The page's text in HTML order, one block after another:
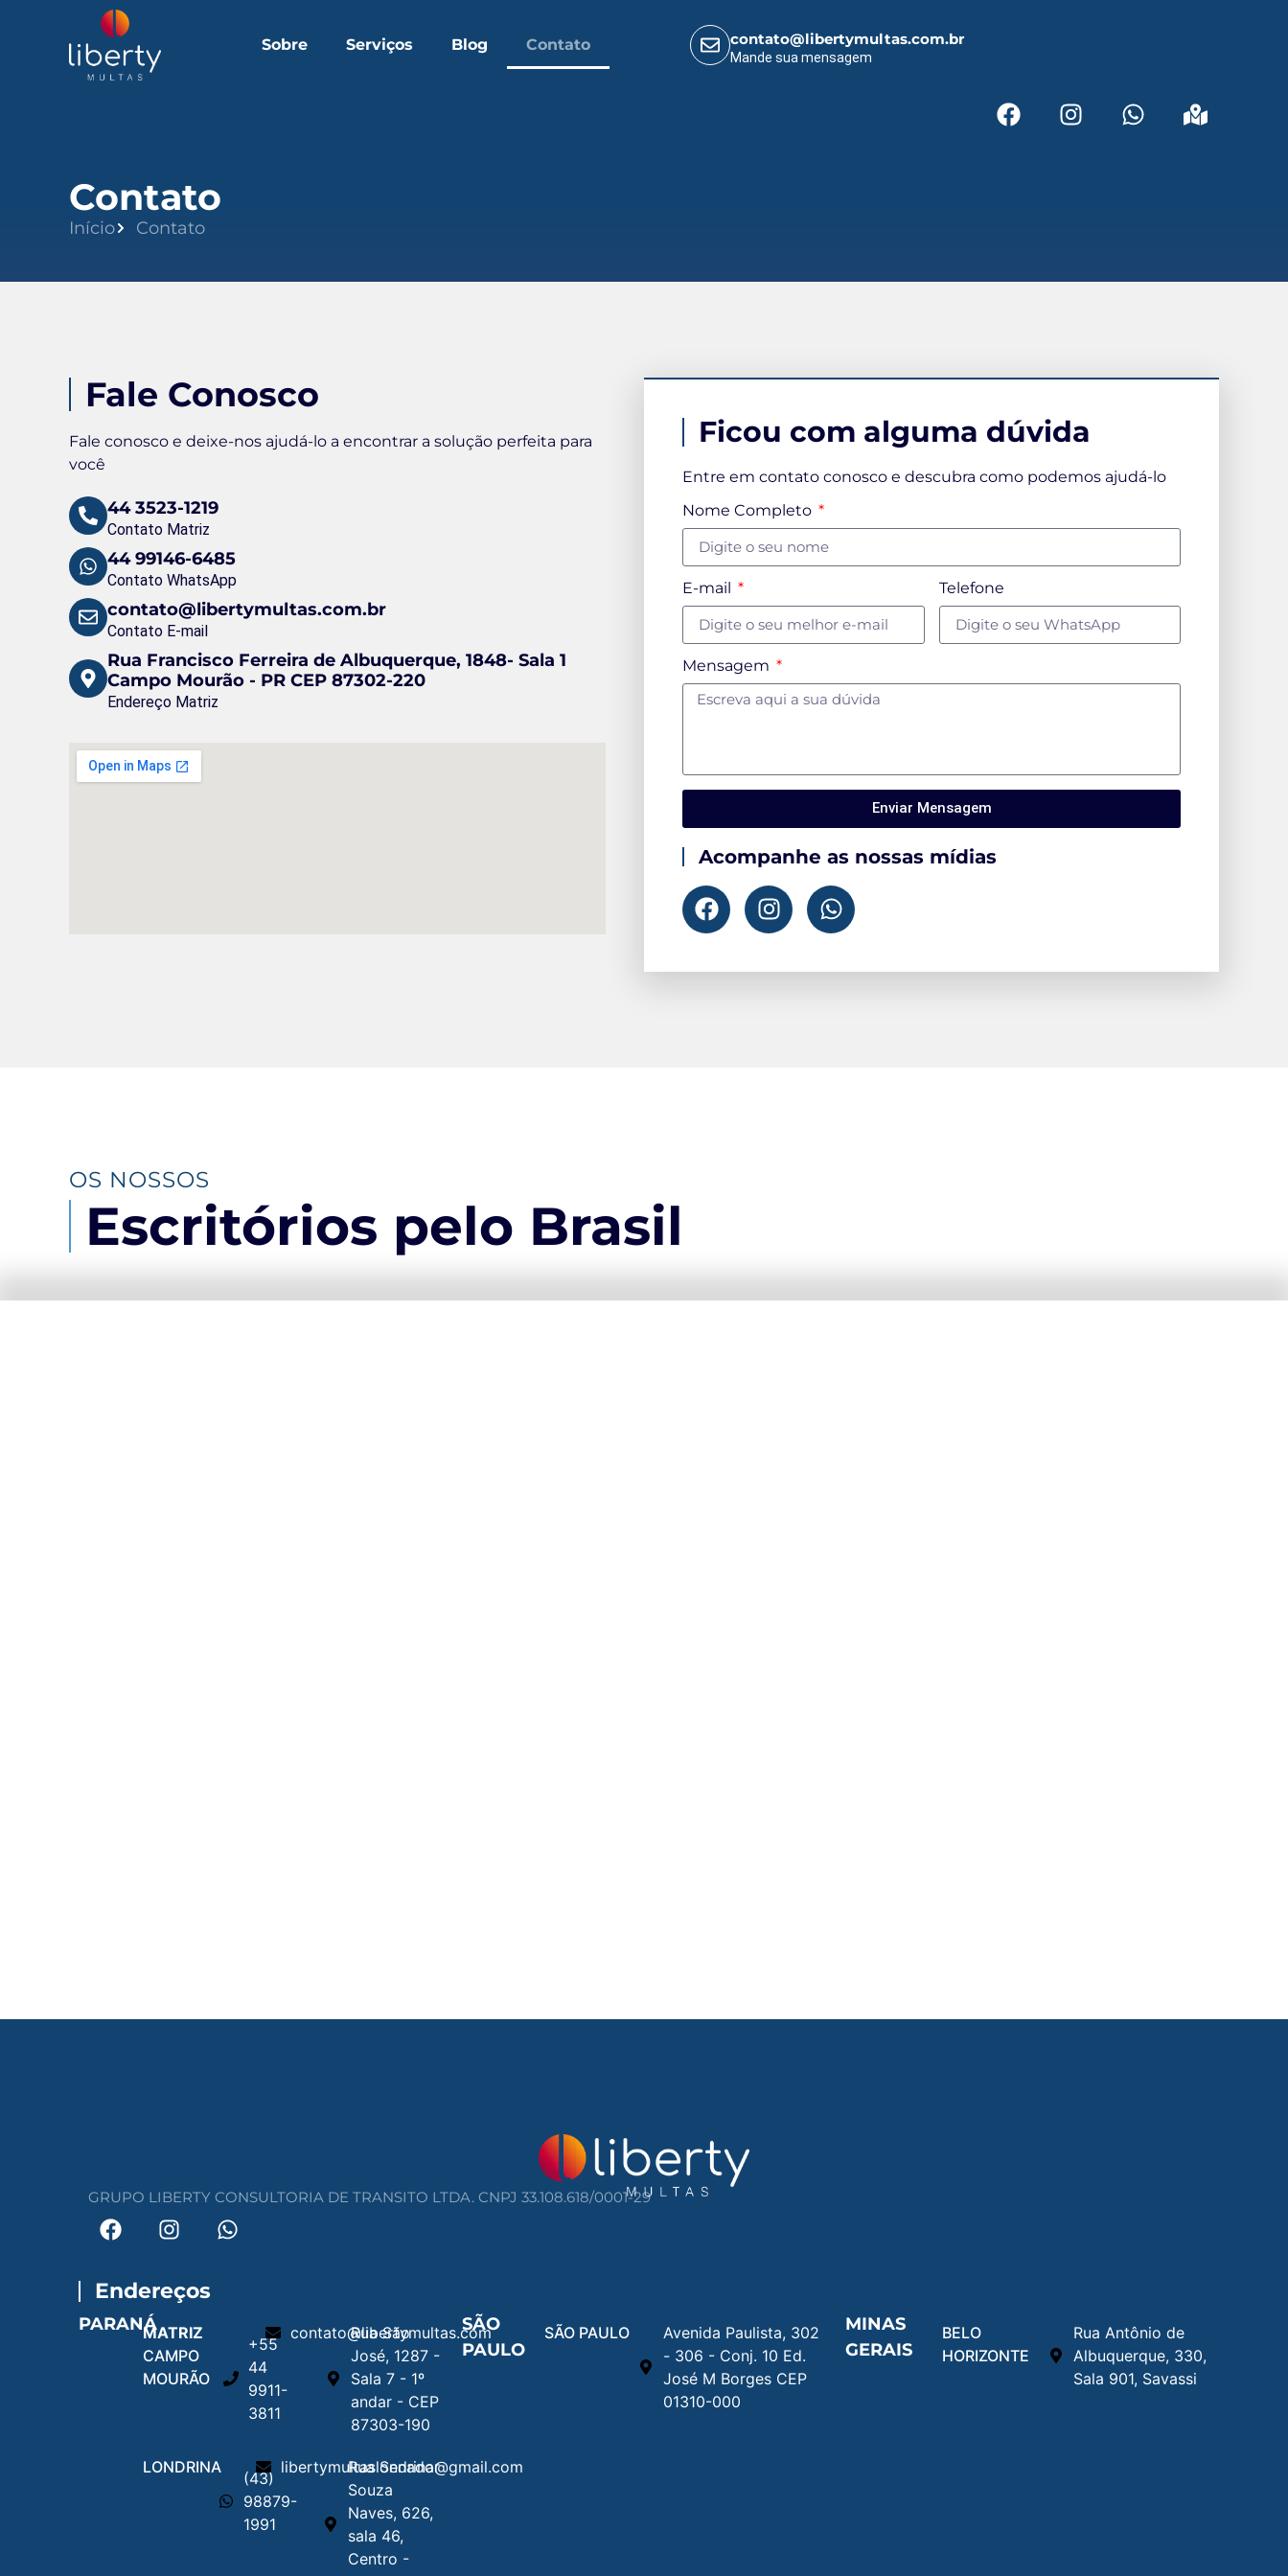
Sobre Serviços Blog Contato contato@libertymultas.com.br
Mande sua mensagem
Contato
Início Contato
Fale Conosco
Fale conosco e deixe-nos ajudá-lo a encontrar a solução perfeita para
você
44 3523-1219
Contato Matriz
44 99146-6485
Contato WhatsApp
contato@libertymultas.com.br
Contato E-mail
Rua Francisco Ferreira de Albuquerque, 1848- Sala 1
Campo Mourão - PR CEP 87302-220
Endereço Matriz
Ficou com alguma dúvida
Entre em contato conosco e descubra como podemos ajudá-lo
Nome Completo
E-mail Telefone
Mensagem
Enviar Mensagem
Acompanhe as nossas mídias
OS NOSSOS
Escritórios pelo Brasil
GRUPO LIBERTY CONSULTORIA DE TRANSITO LTDA. CNPJ 33.108.618/0001-29
Endereços
PARANÁMATRIZ
CAMPO
MOURÃO
+55
44
9911-
3811
contato@libertymultas.com
Rua São
José, 1287 -
Sala 7 - 1º
andar - CEP
87303-190
LONDRINA
(43)
98879-
1991
libertymultaslondrina@gmail.com
Rua Senador
Souza
Naves, 626,
sala 46,
Centro -
SÃO
PAULO
SÃO PAULO
Avenida Paulista, 302
- 306 - Conj. 10 Ed.
José M Borges CEP
01310-000
MINAS
GERAIS
BELO
HORIZONTE
Rua Antônio de
Albuquerque, 330,
Sala 901, Savassi